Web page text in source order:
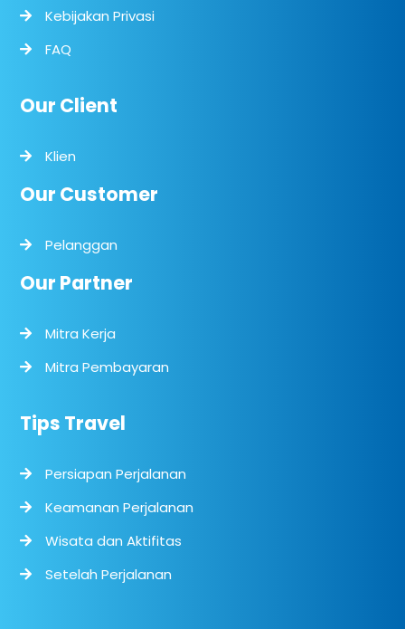
Kebijakan Privasi
FAQ
Our Client
Klien
Our Customer
Pelanggan
Our Partner
Mitra Kerja
Mitra Pembayaran
Tips Travel
Persiapan Perjalanan
Keamanan Perjalanan
Wisata dan Aktifitas
Setelah Perjalanan